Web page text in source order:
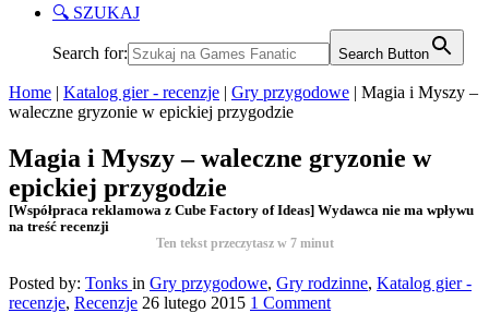
🔍 SZUKAJ
Search for: Search Button
Home | Katalog gier - recenzje | Gry przygodowe | Magia i Myszy –
waleczne gryzonie w epickiej przygodzie
Magia i Myszy – waleczne gryzonie w
epickiej przygodzie
[Współpraca reklamowa z Cube Factory of Ideas] Wydawca nie ma wpływu
na treść recenzji
Ten tekst przeczytasz w 7 minut
Posted by: Tonks in Gry przygodowe, Gry rodzinne, Katalog gier -
recenzje, Recenzje 26 lutego 2015 1 Comment